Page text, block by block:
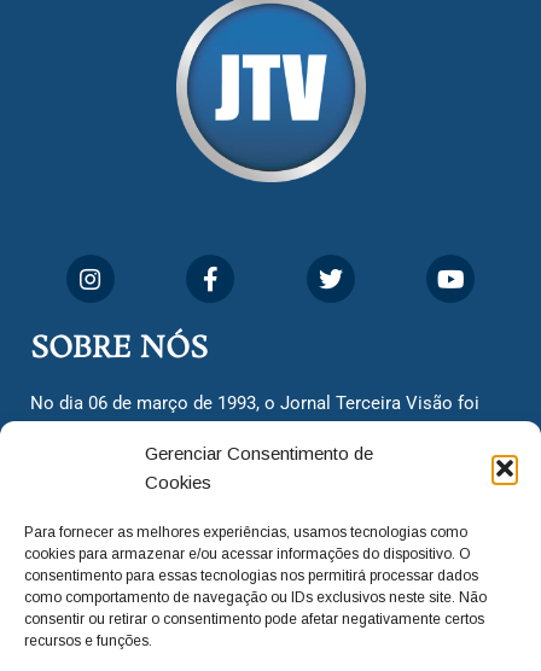
Gerenciar Consentimento de
Cookies
Para fornecer as melhores experiências, usamos tecnologias como
cookies para armazenar e/ou acessar informações do dispositivo. O
consentimento para essas tecnologias nos permitirá processar dados
como comportamento de navegação ou IDs exclusivos neste site. Não
consentir ou retirar o consentimento pode afetar negativamente certos
recursos e funções.
SOBRE NÓS
No dia 06 de março de 1993, o Jornal Terceira Visão foi
cidadãos valinhenses, já que naquela época só existiam
dois jornais. Há mais de 30 anos, o jornal continua
com o foco de trazer as melhores notícias. Nunca
deixamos de lado as necessidades do cidadão, sempre
questionando os órgãos públicos em busca de melhorias
para a cidade e sempre cobrando resoluções para casos